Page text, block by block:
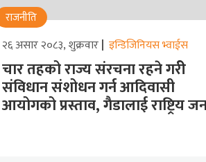
राजनीति
२६ असार २०८३, शुक्रवार इन्डिजिनियस भ्वाईस
चार तहको राज्य संरचना रहने गरीे
संविधान संशोधन गर्न आदिवासी
आयोगको प्रस्ताव, गैडालाई राष्ट्रिय